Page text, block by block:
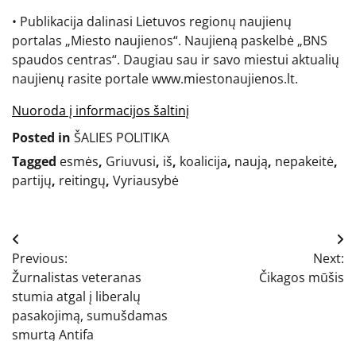
• Publikacija dalinasi Lietuvos regionų naujienų
portalas „Miesto naujienos“. Naujieną paskelbė „BNS
spaudos centras“. Daugiau sau ir savo miestui aktualių
naujienų rasite portale www.miestonaujienos.lt.
Nuoroda į informacijos šaltinį
Posted in ŠALIES POLITIKA
Tagged esmės, Griuvusi, iš, koalicija, naują, nepakeitė,
partijų, reitingų, Vyriausybė
Navigacija
tarp
įrašų
Previous:
Žurnalistas veteranas
stumia atgal į liberalų
pasakojimą, sumušdamas
smurtą Antifa
Next:
Čikagos mūšis